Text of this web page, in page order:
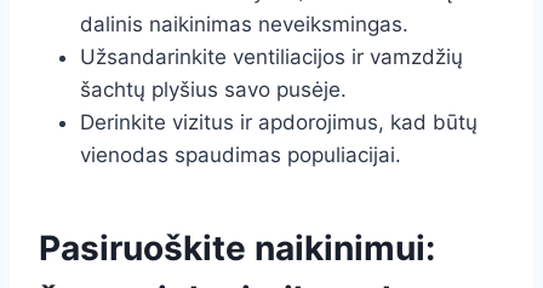
dalinis naikinimas neveiksmingas.
Užsandarinkite ventiliacijos ir vamzdžių
šachtų plyšius savo pusėje.
Derinkite vizitus ir apdorojimus, kad būtų
vienodas spaudimas populiacijai.
Pasiruoškite naikinimui: